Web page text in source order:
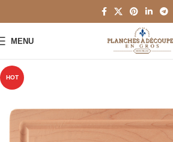
MENU
HOT